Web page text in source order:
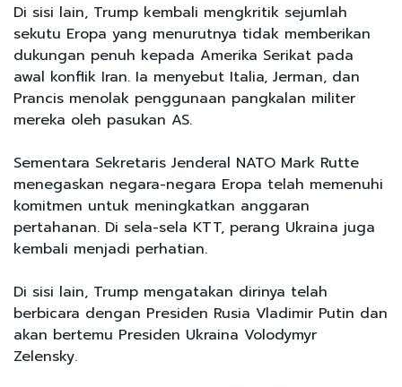
Di sisi lain, Trump kembali mengkritik sejumlah
sekutu Eropa yang menurutnya tidak memberikan
dukungan penuh kepada Amerika Serikat pada
awal konflik Iran. Ia menyebut Italia, Jerman, dan
Prancis menolak penggunaan pangkalan militer
mereka oleh pasukan AS.
Sementara Sekretaris Jenderal NATO Mark Rutte
menegaskan negara-negara Eropa telah memenuhi
komitmen untuk meningkatkan anggaran
pertahanan. Di sela-sela KTT, perang Ukraina juga
kembali menjadi perhatian.
Di sisi lain, Trump mengatakan dirinya telah
berbicara dengan Presiden Rusia Vladimir Putin dan
akan bertemu Presiden Ukraina Volodymyr
Zelensky.